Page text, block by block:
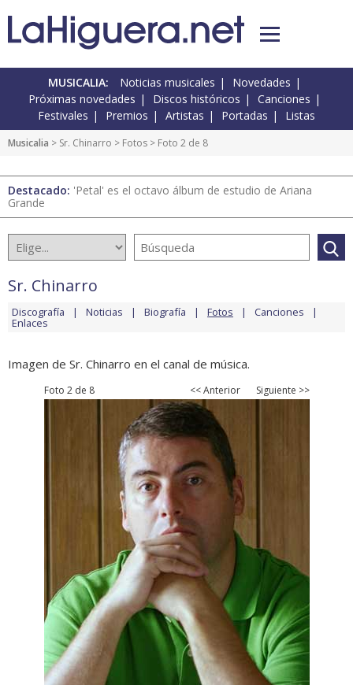
MUSICALIA: Noticias musicales
Novedades
Próximas novedades
Discos históricos
Canciones
Festivales
Premios Artistas Portadas Listas
Musicalia > Sr. Chinarro > Fotos > Foto 2 de 8
Destacado: 'Petal' es el octavo álbum de estudio de Ariana
Grande
Sr. Chinarro
Discografía Noticias Biografía Fotos Canciones
Enlaces
Imagen de Sr. Chinarro en el canal de música.
Foto 2 de 8 << Anterior Siguiente >>